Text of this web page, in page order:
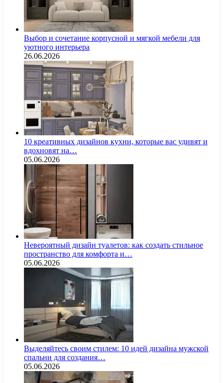
Выбор и сочетание корпусной и мягкой мебели для
уютного интерьера
26.06.2026
10 креативных дизайнов кухни, которые вас удивят и
вдохновят на…
05.06.2026
Невероятный дизайн туалетов: как создать стильное
пространство для комфорта и…
05.06.2026
Выделяйтесь своим стилем: 10 идей дизайна мужской
спальни для создания…
05.06.2026